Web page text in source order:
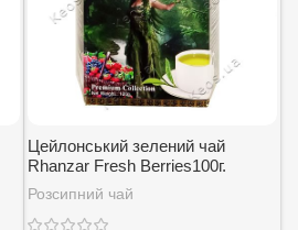
Цейлонський зелений чай
Rhanzar Fresh Berries100г.
Розсипний чай